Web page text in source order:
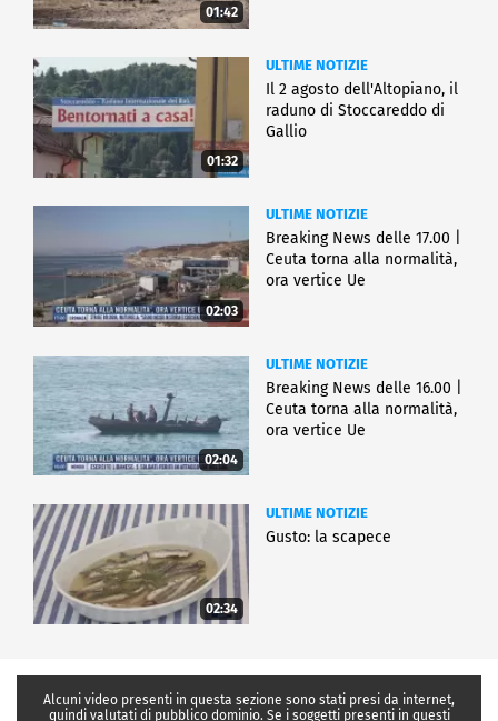
01:42
01:32
ULTIME NOTIZIE
Il 2 agosto dell'Altopiano, il
raduno di Stoccareddo di
Gallio
02:03
ULTIME NOTIZIE
Breaking News delle 17.00 |
Ceuta torna alla normalità,
ora vertice Ue
02:04
ULTIME NOTIZIE
Breaking News delle 16.00 |
Ceuta torna alla normalità,
ora vertice Ue
02:34
ULTIME NOTIZIE
Gusto: la scapece
Alcuni video presenti in questa sezione sono stati presi da internet,
quindi valutati di pubblico dominio. Se i soggetti presenti in questi